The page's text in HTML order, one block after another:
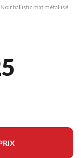
ballistic mat métallisé